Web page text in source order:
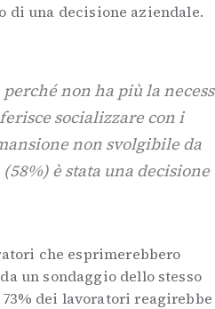
una decisione aziendale.
non ha più la
socializzare con i
non svolgibile da
è stata una decisione
che esprimerebbero
un sondaggio dello stesso
dei lavoratori